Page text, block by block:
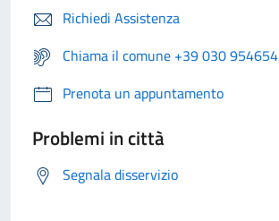
Richiedi Assistenza
Chiama il comune +39 030 954654
Prenota un appuntamento
Problemi in città
Segnala disservizio